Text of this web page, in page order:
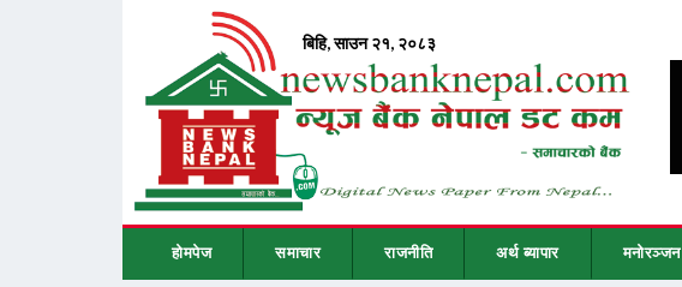
होमपेज समाचार राजनीति अर्थ ब्यापार मनोरञ्जन